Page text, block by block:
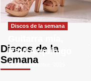
Discos de la
Semana
Discos de la semana
Raul Arquínigo
29 septiembre, 2025